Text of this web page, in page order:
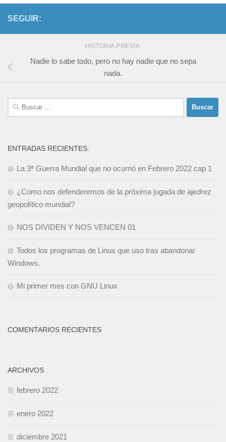
SEGUIR:
HISTORIA PREVIA
Nadie lo sabe todo, pero no hay nadie que no sepa
nada.
Buscar:
ENTRADAS RECIENTES.
La 3ª Guerra Mundial que no ocurrió en Febrero 2022 cap 1
¿Como nos defenderemos de la próxima jugada de ajedrez
geopolítico mundial?
NOS DIVIDEN Y NOS VENCEN 01
Todos los programas de Linux que uso tras abandonar
Windows.
Mi primer mes con GNU Linux
COMENTARIOS RECIENTES
ARCHIVOS
febrero 2022
enero 2022
diciembre 2021